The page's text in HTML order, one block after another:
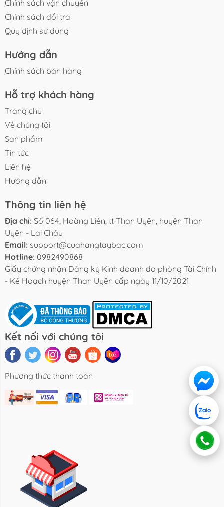
Liên hệ Hướng dẫn
Chính sách vận chuyển
Chính sách đổi trả
Quy định sử dụng
Hướng dẫn
Chính sách bán hàng
Hỗ trợ khách hàng
Trang chủ
Về chúng tôi
Sản phẩm
Tin tức
Liên hệ
Hướng dẫn
Thông tin liên hệ
Địa chỉ: Số 064, Hoàng Liên, tt Than Uyên, huyện Than
Uyên - Lai Châu
Email: support@cuahangtaybac.com
Hotline: 0982490868
Giấy chứng nhận Đăng ký Kinh doanh do phòng Tài Chính
- Kế Hoạch huyện Than Uyên cấp ngày 11/10/2021
Kết nối với chúng tôi
Phương thức thanh toán